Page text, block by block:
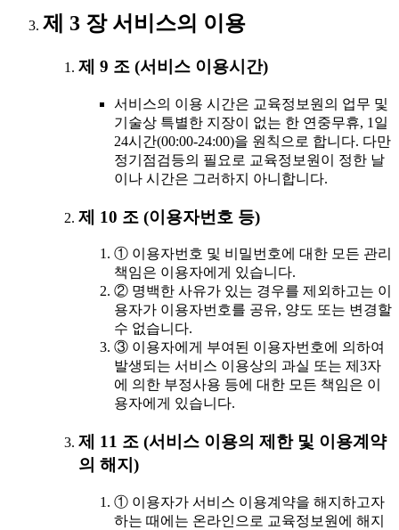
제 3 장 서비스의 이용
제 9 조 (서비스 이용시간)
서비스의 이용 시간은 교육정보원의 업무 및
기술상 특별한 지장이 없는 한 연중무휴, 1일
24시간(00:00-24:00)을 원칙으로 합니다. 다만
정기점검등의 필요로 교육정보원이 정한 날
이나 시간은 그러하지 아니합니다.
제 10 조 (이용자번호 등)
① 이용자번호 및 비밀번호에 대한 모든 관리
책임은 이용자에게 있습니다.
② 명백한 사유가 있는 경우를 제외하고는 이
용자가 이용자번호를 공유, 양도 또는 변경할
수 없습니다.
③ 이용자에게 부여된 이용자번호에 의하여
발생되는 서비스 이용상의 과실 또는 제3자
에 의한 부정사용 등에 대한 모든 책임은 이
용자에게 있습니다.
제 11 조 (서비스 이용의 제한 및 이용계약
의 해지)
① 이용자가 서비스 이용계약을 해지하고자
하는 때에는 온라인으로 교육정보원에 해지